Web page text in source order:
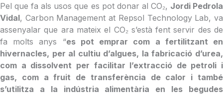
Pel que fa als usos que es pot donar al CO₂, Jordi Pedrola
Vidal, Carbon Management at Repsol Technology Lab, va
assenyalar que ara mateix el CO₂ s’està fent servir des de
fa molts anys “es pot emprar com a fertilitzant en
hivernacles, per al cultiu d’algues, la fabricació d’urea,
com a dissolvent per facilitar l’extracció de petroli i
gas, com a fruit de transferència de calor i també
s’utilitza a la indústria alimentària en les begudes